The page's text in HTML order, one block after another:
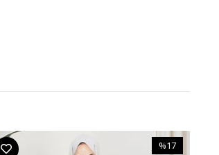
%17